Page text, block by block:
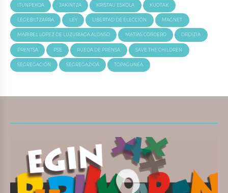
ITUNPEKOA JAKINTZA KRISTAU ESKOLA KUOTAK
LEGEBILTZARRA LEY LIBERTAD DE ELECCIÓN MAGNET
MARIBEL LOPEZ DE LUZURIAGA ALONSO MATIAS CORDERO ORDIZIA
PRENTSA PSE RUEDA DE PRENSA SAVE THE CHILDREN
SEGREGACIÓN SEGREGAZIOA TOPAGUNEA